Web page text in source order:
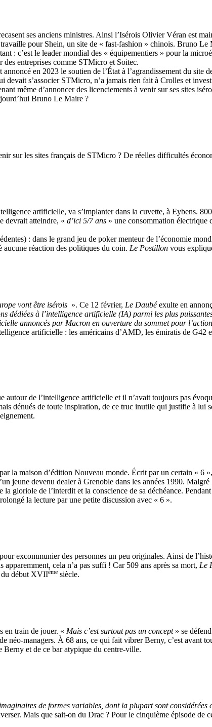
ses anciens ministres. Ainsi l’Isérois Olivier Véran est
pour Shein, un site de « fast-fashion » chinois. Bruno
: c’est le leader mondial des « équipementiers » pour la
entreprises comme STMicro et Soitec.
en 2023 le soutien de l’État à l’agrandissement du
s’associer STMicro, n’a jamais rien fait à Crolles et
même d’annoncer des licenciements à venir sur ses sites
Bruno Le Maire ?
sur les sites français de STMicro ? De réelles difficultés
artificielle, va s’implanter dans la cuvette, à Eybens.
devrait atteindre, « d’ici 5/7 ans » une consommation électrique
: dans le grand jeu de poker menteur de l’économie
aucune réaction des politiques du coin. Le Postillon vous
vont être isérois ». Ce 12 février, Le Daubéexulte en
dédiées à l’intelligence artificielle (IA) parmi les plus
annoncés par Macron en ouverture du sommet pour
artificielle : les américains d’AMD, les émiratis de
autour de l’intelligence artificielle et il n’avait toujours pas
dénués de toute inspiration, de ce truc inutile qui justifie à lui
la maison d’édition Nouveau monde. Écrit par un certain « 6
jeune devenu dealer à Grenoble dans les années 1990.
la gloriole de l’interdit et la conscience de sa déchéance.
la lecture par une petite discussion avec « 6 ».
excommunier des personnes un peu originales. Ainsi de
apparemment, cela n’a pas suffi ! Car 509 ans après sa mort, Le
du début XVIIème siècle.
en train de jouer. « Mais c’est surtout pas un concept» se
néo-managers. À 68 ans, ce qui fait vibrer Berny, c’est avant
Berny et de ce bar atypique du centre-ville.
de formes variables, dont la plupart sont considérées
Mais que sait-on du Drac ? Pour le cinquième épisode